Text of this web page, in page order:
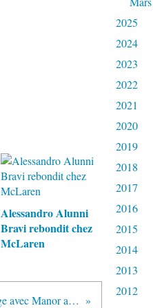
Alessandro Alunni
Bravi rebondit chez
McLaren
Coupons.com prolonge avec Manor au Brésil
2025
2024
2023
2022
2021
2020
2019
2018
2017
2016
2015
2014
2013
2012